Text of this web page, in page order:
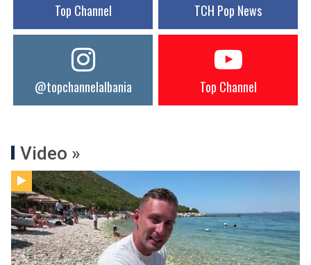
Top Channel TCH Pop News
@topchannelalbania Top Channel
Video »